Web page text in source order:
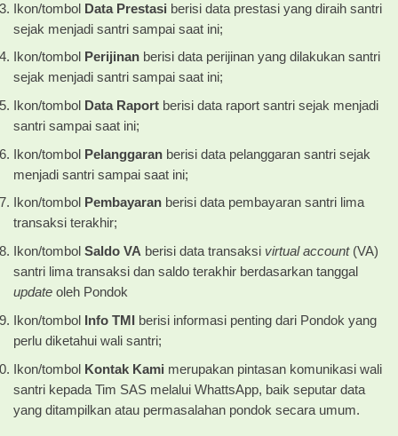
Ikon/tombol Data Prestasi berisi data prestasi yang diraih santri
sejak menjadi santri sampai saat ini;
Ikon/tombol
Perijinan berisi data perijinan yang dilakukan santri
sejak menjadi santri sampai saat ini;
Ikon/tombol
Data Raport berisi data raport santri sejak menjadi
santri sampai saat ini;
Ikon/tombol
Pelanggaran berisi data pelanggaran santri sejak
menjadi santri sampai saat ini;
Ikon/tombol
Pembayaran berisi data pembayaran santri lima
transaksi terakhir;
Ikon/tombol Saldo VA berisi data transaksi virtual account(VA)
santri lima transaksi dan saldo terakhir berdasarkan tanggal
update oleh Pondok
Ikon/tombol
Info TMI
berisi informasi penting dari Pondok yang
perlu diketahui wali santri;
Ikon/tombol
Kontak Kami merupakan pintasan komunikasi wali
santri kepada Tim SAS melalui WhattsApp, baik seputar data
yang ditampilkan atau permasalahan pondok secara umum.